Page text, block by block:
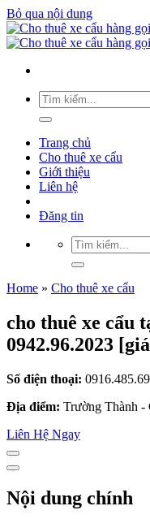
Bỏ qua nội dung
Trang chủ
Cho thuê xe cẩu
Giới thiệu
Liên hệ
Đăng tin
Home » Cho thuê xe cẩu
cho thuê xe cẩu
0942.96.2023
Số điện thoại:
Địa điểm: Trường Thành -
Liên Hệ Ngay
Nội dung chính